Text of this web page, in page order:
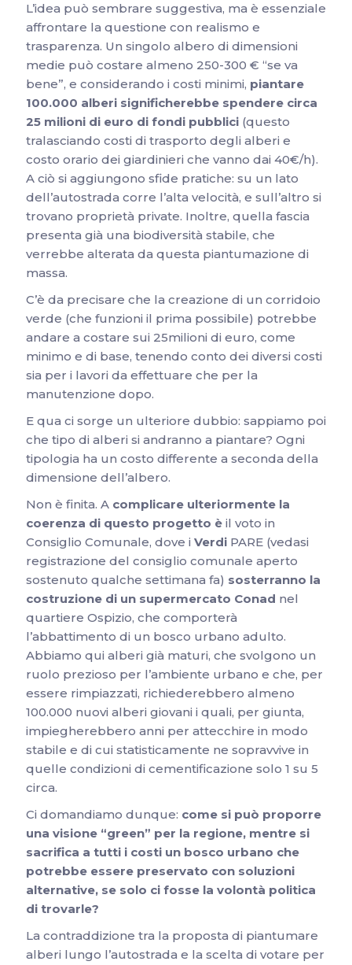
L’idea può sembrare suggestiva, ma è essenziale
affrontare la questione con realismo e
trasparenza. Un singolo albero di dimensioni
medie può costare almeno 250-300 € “se va
bene”, e considerando i costi minimi, piantare
100.000 alberi significherebbe spendere circa
25 milioni di euro di fondi pubblici(questo
tralasciando costi di trasporto degli alberi e
costo orario dei giardinieri che vanno dai 40€/h).
A ciò si aggiungono sfide pratiche: su un lato
dell’autostrada corre l’alta velocità, e sull’altro si
trovano proprietà private. Inoltre, quella fascia
presenta già una biodiversità stabile, che
verrebbe alterata da questa piantumazione di
massa.
C’è da precisare che la creazione di un corridoio
verde (che funzioni il prima possibile) potrebbe
andare a costare sui 25milioni di euro, come
minimo e di base, tenendo conto dei diversi costi
sia per i lavori da effettuare che per la
manutenzione dopo.
E qua ci sorge un ulteriore dubbio: sappiamo poi
che tipo di alberi si andranno a piantare? Ogni
tipologia ha un costo differente a seconda della
dimensione dell’albero.
Non è finita. A complicare ulteriormente la
coerenza di questo progetto èil voto in
Consiglio Comunale, dove i VerdiPARE (vedasi
registrazione del consiglio comunale aperto
sostenuto qualche settimana fa) sosterranno la
costruzione di un supermercato Conad nel
quartiere Ospizio, che comporterà
l’abbattimento di un bosco urbano adulto.
Abbiamo qui alberi già maturi, che svolgono un
ruolo prezioso per l’ambiente urbano e che, per
essere rimpiazzati, richiederebbero almeno
100.000 nuovi alberi giovani i quali, per giunta,
impiegherebbero anni per attecchire in modo
stabile e di cui statisticamente ne sopravvive in
quelle condizioni di cementificazione solo 1 su 5
circa.
Ci domandiamo dunque: come si può proporre
una visione “green” per la regione, mentre si
sacrifica a tutti i costi un bosco urbano che
potrebbe essere preservato con soluzioni
alternative, se solo ci fosse la volontà politica
di trovarle?
La contraddizione tra la proposta di piantumare
alberi lungo l’autostrada e la scelta di votare per